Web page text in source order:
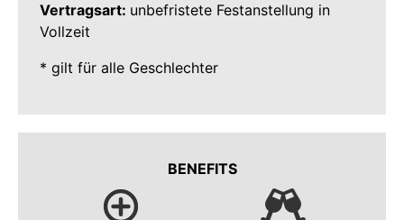
Vertragsart: unbefristete Festanstellung in
Vollzeit
* gilt für alle Geschlechter
BENEFITS